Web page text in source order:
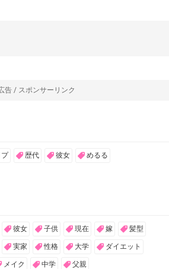
告 / スポンサーリンク
歴代 彼女 めるる
彼女 子供 現在 嫁 髪型
実家 性格 大学 ダイエット
メイク 中学 父親